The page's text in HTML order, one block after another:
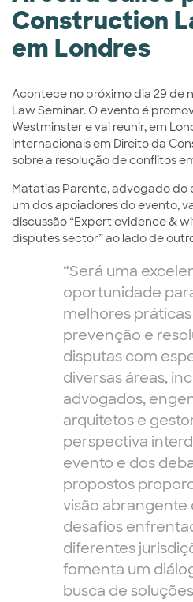
Construction
em Londres
Acontece no próximo dia 29 de
Law Seminar. O evento é
Westminster e vai reunir, em
internacionais em Direito da
sobre a resolução de conflitos
Matatias Parente, advogado do
um dos apoiadores do evento,
discussão “Expert evidence &
disputes sector” ao lado de
“Será uma
oportunidade
melhores
prevenção e
disputas com
diversas áreas,
advogados,
arquitetos e
perspectiva
evento e dos
propostos
visão abrangente
desafios
diferentes
fomenta um
busca de